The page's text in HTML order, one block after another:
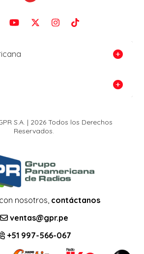
S.A. | 2026 Todos los Derechos
Reservados.
nosotros, contáctanos
ventas@gpr.pe
+51 997-566-067